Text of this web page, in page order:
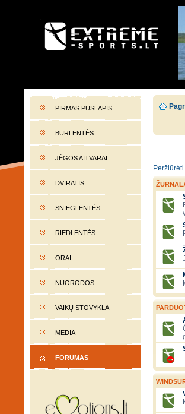
EXTREME-SPORTS.LT
PIRMAS PUSLAPIS
BURLENTĖS
JĖGOS AITVARAI
DVIRATIS
SNIEGLENTĖS
RIEDLENTĖS
ORAI
NUORODOS
VAIKŲ STOVYKLA
MEDIA
FORUMAS